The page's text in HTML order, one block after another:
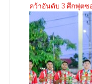
คว้าอันดับ 3 ศึกฟุตซ